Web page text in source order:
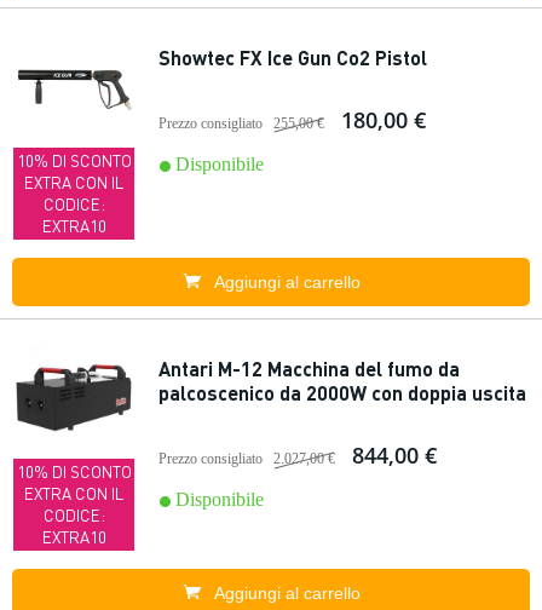
10% DI SCONTO
EXTRA CON IL
CODICE:
EXTRA10
Showtec FX Ice Gun Co2 Pistol
Prezzo consigliato 255,00 € 180,00 €
Disponibile
Aggiungi al carrello
10% DI SCONTO
EXTRA CON IL
CODICE:
EXTRA10
Antari M-12 Macchina del fumo da
palcoscenico da 2000W con doppia uscita
Prezzo consigliato 2.027,00 € 844,00 €
Disponibile
Aggiungi al carrello